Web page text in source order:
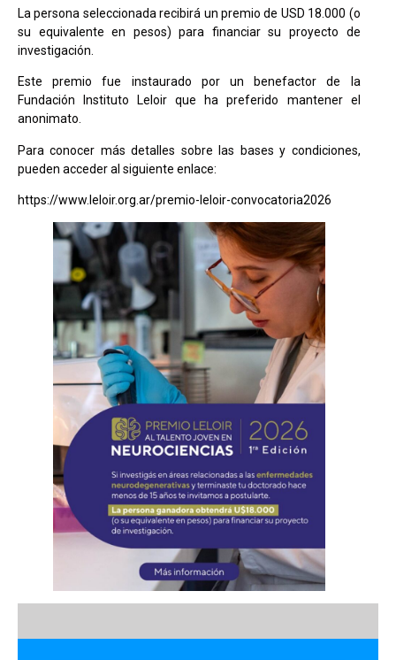
La persona seleccionada recibirá un premio de USD 18.000 (o
su equivalente en pesos) para financiar su proyecto de
investigación.
Este premio fue instaurado por un benefactor de la
Fundación Instituto Leloir que ha preferido mantener el
anonimato.
Para conocer más detalles sobre las bases y condiciones,
pueden acceder al siguiente enlace:
https://www.leloir.org.ar/premio-leloir-convocatoria2026